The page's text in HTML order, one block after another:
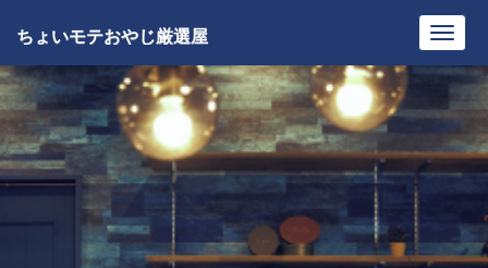
ちょいモテおやじ厳選屋